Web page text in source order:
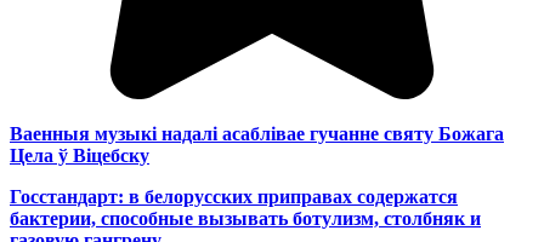
Ваенныя музыкі надалі асаблівае гучанне святу Божага
Цела ў Віцебску
Госстандарт: в белорусских приправах содержатся
бактерии, способные вызывать ботулизм, столбняк и